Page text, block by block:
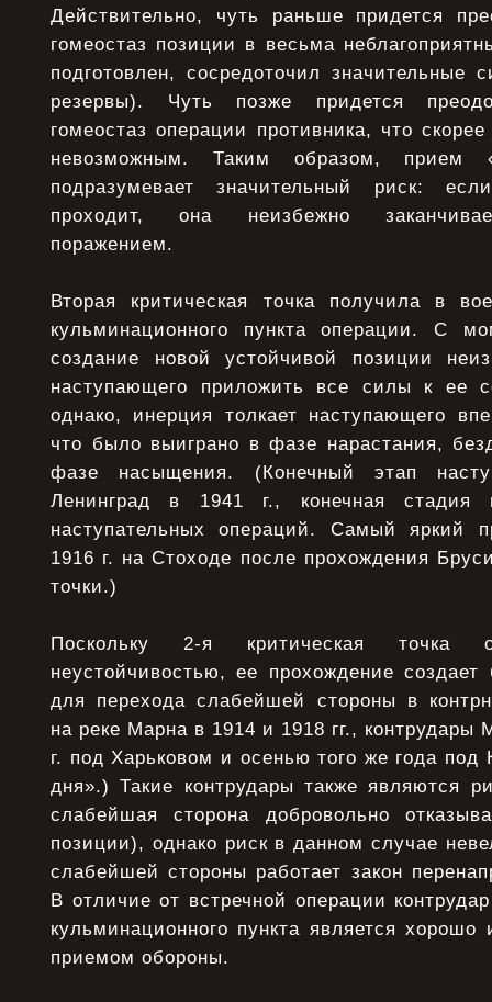
Действительно, чуть раньше придется
гомеостаз позиции в весьма
подготовлен, сосредоточил значительные
резервы). Чуть позже придется
гомеостаз операции противника, что
невозможным. Таким образом, прием
подразумевает значительный риск:
проходит, она неизбежно
поражением.
Вторая критическая точка получила в
кульминационного пункта операции. С
создание новой устойчивой позиции
наступающего приложить все силы к ее
однако, инерция толкает наступающего
что было выиграно в фазе нарастания,
фазе насыщения. (Конечный этап
Ленинград в 1941 г., конечная стадия
наступательных операций. Самый яркий
1916 г. на Стоходе после прохождения
точки.)
Поскольку 2-я критическая точка
неустойчивостью, ее прохождение создает
для перехода слабейшей стороны в
на реке Марна в 1914 и 1918 гг.,
г. под Харьковом и осенью того же года под
дня».) Такие контрудары также являются
слабейшая сторона добровольно
позиции), однако риск в данном случае
слабейшей стороны работает закон
В отличие от встречной операции
кульминационного пункта является хорошо
приемом обороны.